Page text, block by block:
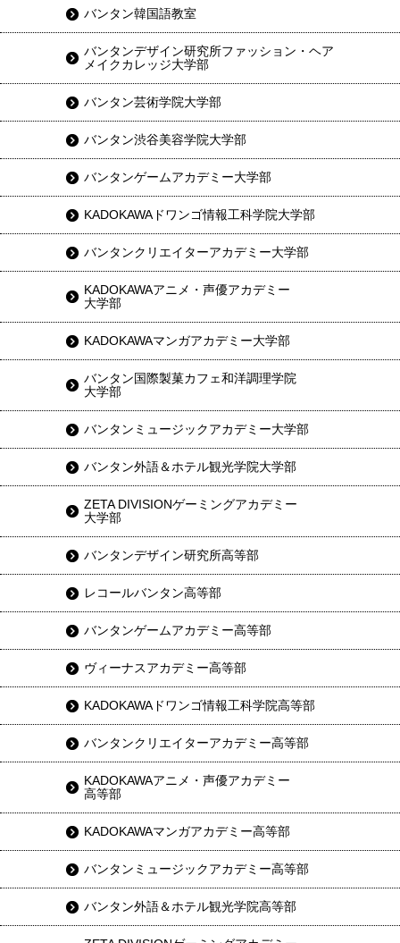
バンタン韓国語教室
バンタンデザイン研究所ファッション・ヘア
メイクカレッジ大学部
バンタン芸術学院大学部
バンタン渋谷美容学院大学部
バンタンゲームアカデミー大学部
KADOKAWAドワンゴ情報工科学院大学部
バンタンクリエイターアカデミー大学部
KADOKAWAアニメ・声優アカデミー
大学部
KADOKAWAマンガアカデミー大学部
バンタン国際製菓カフェ和洋調理学院
大学部
バンタンミュージックアカデミー大学部
バンタン外語＆ホテル観光学院大学部
ZETA DIVISIONゲーミングアカデミー
大学部
バンタンデザイン研究所高等部
レコールバンタン高等部
バンタンゲームアカデミー高等部
ヴィーナスアカデミー高等部
KADOKAWAドワンゴ情報工科学院高等部
バンタンクリエイターアカデミー高等部
KADOKAWAアニメ・声優アカデミー
高等部
KADOKAWAマンガアカデミー高等部
バンタンミュージックアカデミー高等部
バンタン外語＆ホテル観光学院高等部